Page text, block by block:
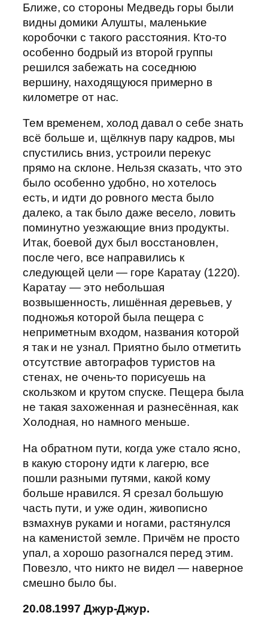
Ближе, со стороны Медведь горы были
видны домики Алушты, маленькие
коробочки с такого расстояния. Кто-то
особенно бодрый из второй группы
решился забежать на соседнюю
вершину, находящуюся примерно в
километре от нас.
Тем временем, холод давал о себе знать
всё больше и, щёлкнув пару кадров, мы
спустились вниз, устроили перекус
прямо на склоне. Нельзя сказать, что это
было особенно удобно, но хотелось
есть, и идти до ровного места было
далеко, а так было даже весело, ловить
поминутно уезжающие вниз продукты.
Итак, боевой дух был восстановлен,
после чего, все направились к
следующей цели — горе Каратау (1220).
Каратау — это небольшая
возвышенность, лишённая деревьев, у
подножья которой была пещера с
неприметным входом, названия которой
я так и не узнал. Приятно было отметить
отсутствие автографов туристов на
стенах, не очень-то порисуешь на
скользком и крутом спуске. Пещера была
не такая захоженная и разнесённая, как
Холодная, но намного меньше.
На обратном пути, когда уже стало ясно,
в какую сторону идти к лагерю, все
пошли разными путями, какой кому
больше нравился. Я срезал большую
часть пути, и уже один, живописно
взмахнув руками и ногами, растянулся
на каменистой земле. Причём не просто
упал, а хорошо разогнался перед этим.
Повезло, что никто не видел — наверное
смешно было бы.
20.08.1997 Джур-Джур.